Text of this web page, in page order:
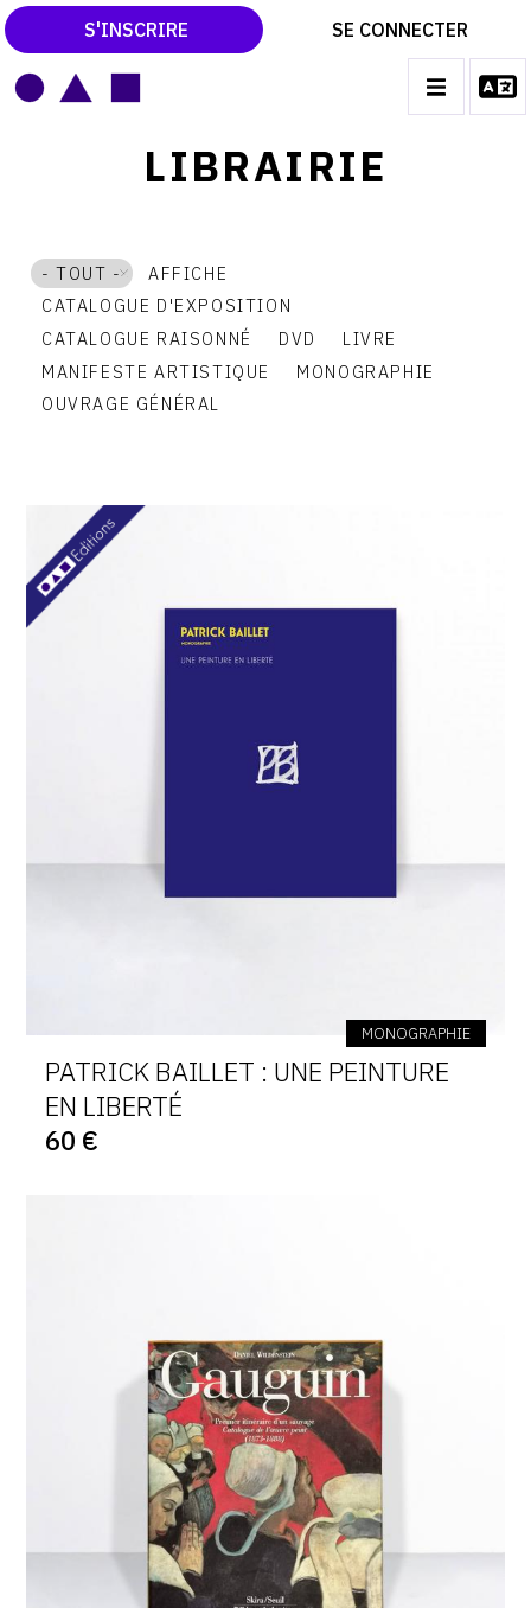
S'INSCRIRE SE CONNECTER
CATALOGUES RAISONNÉS
LES VERNISSAGES
ARCHIVES DES EXPOSITIONS
ACTUALITÉS DU MONDE DE L'ART
LIBRAIRIE : LIVRES & CATALOGUES
CRÉER SON CATALOGUE RAISONNÉ
ABONNEMENTS DÉDIÉS AUX GALERISTES
CRÉER SON CATALOGUE D'EXPO
À PROPOS D'OAM
INSTAGRAM
FACEBOOK
TWITTER
PINTEREST
LIBRAIRIE
- TOUT -
AFFICHE
CATALOGUE D'EXPOSITION
CATALOGUE RAISONNÉ
DVD
LIVRE
MANIFESTE ARTISTIQUE
MONOGRAPHIE
OUVRAGE GÉNÉRAL
MONOGRAPHIE
PATRICK BAILLET : UNE PEINTURE
EN LIBERTÉ
60 €